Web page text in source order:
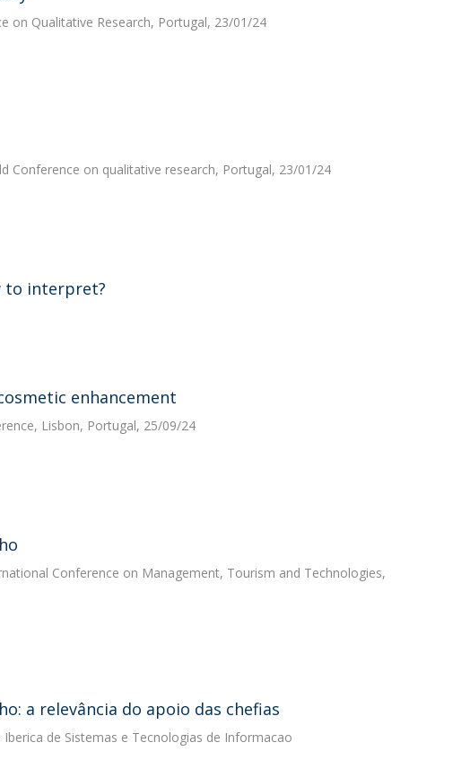
on Qualitative Research, Portugal, 23/01/24
Conference on qualitative research, Portugal, 23/01/24
to interpret?
enhancement
Lisbon, Portugal, 25/09/24
Conference on Management, Tourism and Technologies,
a relevância do apoio das chefias
de Sistemas e Tecnologias de Informacao